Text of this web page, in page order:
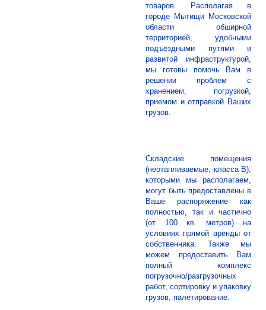
товаров. Располагая в
городе Мытищи Московской
области обширной
территорией, удобными
подъездными путями и
развитой инфраструктурой,
мы готовы помочь Вам в
решении проблем с
хранением, погрузкой,
приемом и отправкой Ваших
грузов.
Складские помещения
(неотапливаемые, класса В),
которыми мы располагаем,
могут быть предоставлены в
Ваше распоряжение как
полностью, так и частично
(от 100 кв. метров) на
условиях прямой аренды от
собственника. Также мы
можем предоставить Вам
полный комплекс
погрузочно/разгрузочных
работ, сортировку и упаковку
грузов, палетирование.